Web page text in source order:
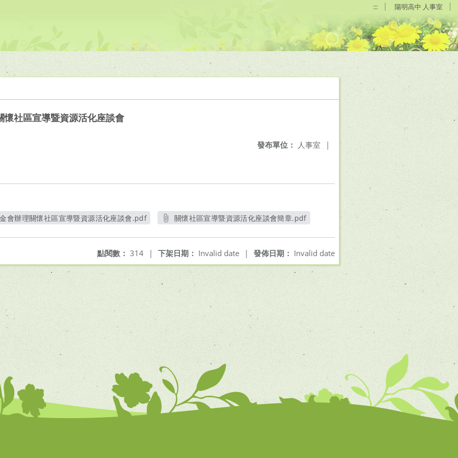
::: 陽明高中 人事室
社區宣導暨資源活化座談會
發布單位： 人事室 |
會辦理關懷社區宣導暨資源活化座談會.pdf
關懷社區宣導暨資源活化座談會簡章.pdf
發佈日期： Invalid date
下架日期： Invalid date |
點閱數： 314 |